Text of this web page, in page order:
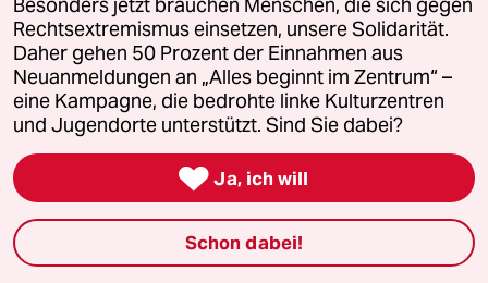
Veranstaltungen
Demnächst
Vor Ort
Live im Stream
Vergangene
Besonders jetzt brauchen Menschen, die sich gegen
Rechtsextremismus einsetzen, unsere Solidarität.
Daher gehen 50 Prozent der Einnahmen aus
Neuanmeldungen an „Alles beginnt im Zentrum“ –
eine Kampagne, die bedrohte linke Kulturzentren
und Jugendorte unterstützt. Sind Sie dabei?
 Ja, ich will
Schon dabei!